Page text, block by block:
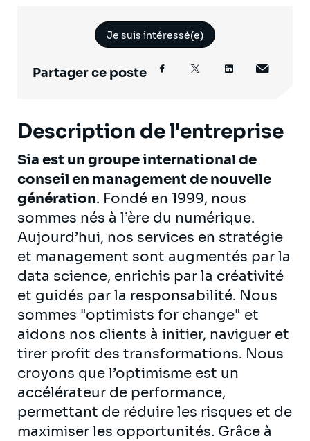
Je suis intéressé(e)
Partager ce poste
Description de l'entreprise
Sia est un groupe international de
conseil en management de nouvelle
génération. Fondé en 1999, nous
sommes nés à l’ère du numérique.
Aujourd’hui, nos services en stratégie
et management sont augmentés par la
data science, enrichis par la créativité
et guidés par la responsabilité. Nous
sommes "optimists for change" et
aidons nos clients à initier, naviguer et
tirer profit des transformations. Nous
croyons que l’optimisme est un
accélérateur de performance,
permettant de réduire les risques et de
maximiser les opportunités. Grâce à